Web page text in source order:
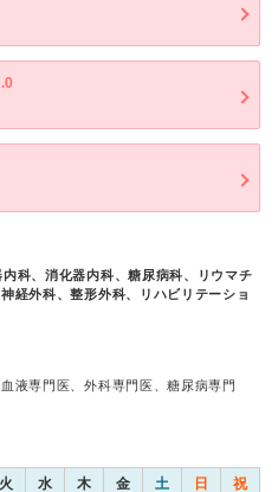
科、消化器内科、糖尿病科、リウマチ
経外科、整形外科、リハビリテーショ
液専門医、外科専門医、糖尿病専門
火 水 木 金 土 日 祝